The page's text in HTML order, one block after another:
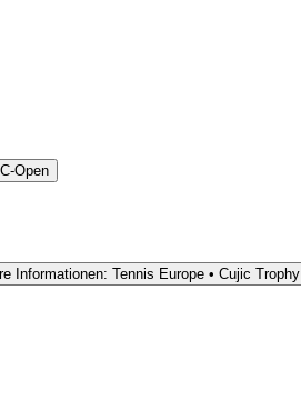
Open
Informationen: Tennis Europe • Cujic Trophy